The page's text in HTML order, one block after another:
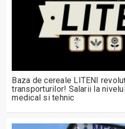
Baza de cereale LITENI
transporturilor! Salarii la
medical si tehnic